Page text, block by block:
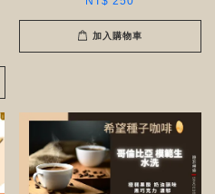
加入購物車